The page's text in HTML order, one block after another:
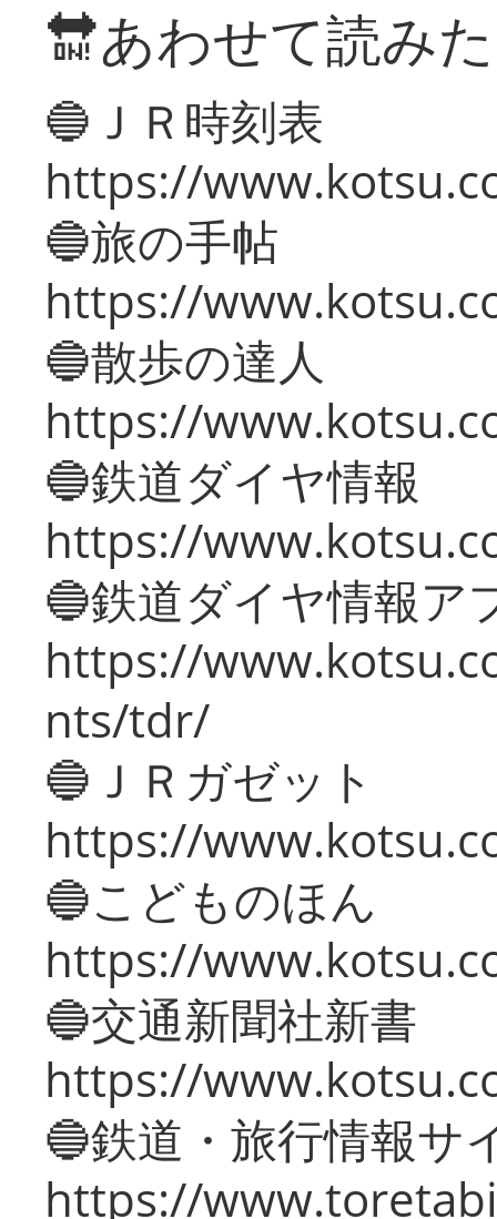
🔛あわせて読み
🔵ＪＲ時刻表
https://
🔵旅の手帖
https://
🔵散歩の達人
https://
🔵鉄道ダイヤ情報
https://
🔵鉄道ダイヤ情報ア
https://
nts/tdr/
🔵ＪＲガゼット
https://
🔵こどものほん
https://
🔵交通新聞社新書
https://
🔵鉄道・旅行情報サ
https://